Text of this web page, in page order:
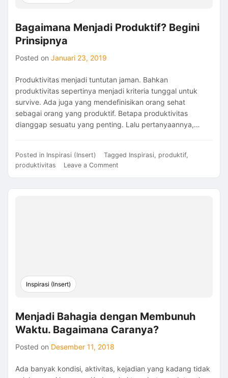
Bagaimana Menjadi Produktif? Begini
Prinsipnya
Posted on Januari 23, 2019
Produktivitas menjadi tuntutan jaman. Bahkan
produktivitas sepertinya menjadi kriteria tunggal untuk
survive. Ada juga yang mendefinisikan orang sehat
sebagai orang yang produktif. Betapa produktivitas
dianggap sesuatu yang penting. Lalu pertanyaannya,…
Posted in Inspirasi (Insert) Tagged Inspirasi, produktif,
produktivitas
Leave a Comment
Inspirasi (Insert)
Menjadi Bahagia dengan Membunuh
Waktu. Bagaimana Caranya?
Posted on Desember 11, 2018
Ada banyak kondisi, aktivitas, kejadian yang kadang tidak